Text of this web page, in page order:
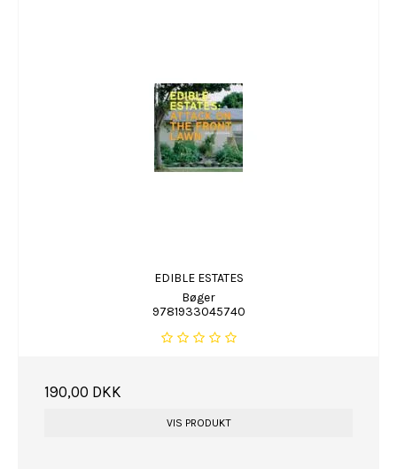
EDIBLE ESTATES
Bøger
9781933045740
190,00 DKK
VIS PRODUKT